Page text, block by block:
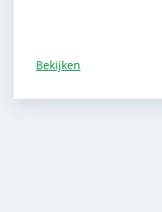
Bekijken